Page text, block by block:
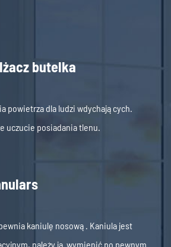
butelka
powietrza dla ludzi wdychających.
uczucie posiadania tlenu.
kaniulę nosową. Kaniula jest
należy ją wymienić po pewnym